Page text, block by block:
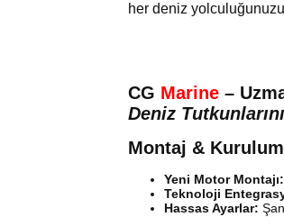
her deniz
CG Marine –
Deniz
Montaj & Kurulum
Yeni Motor Montajı:
Teknoloji
Hassas Ayarlar: